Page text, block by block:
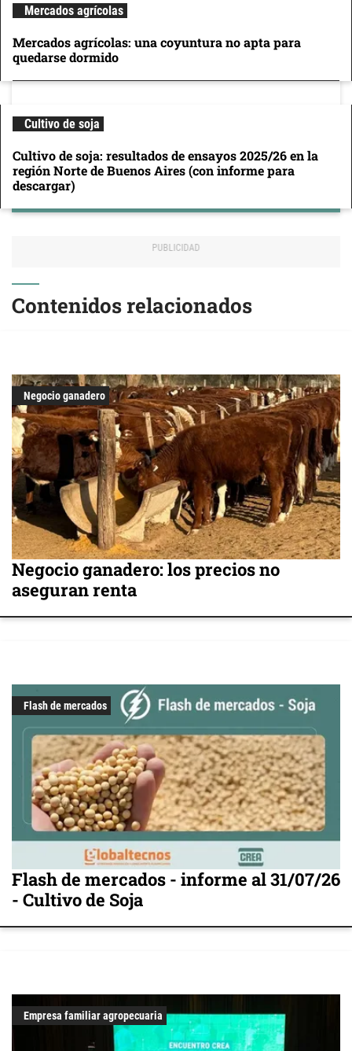
Mercados agrícolas
Mercados agrícolas: una coyuntura no apta para
quedarse dormido
Cultivo de soja
Cultivo de soja: resultados de ensayos 2025/26 en la
región Norte de Buenos Aires (con informe para
descargar)
Contenidos relacionados
Negocio ganadero
Negocio ganadero: los precios no
aseguran renta
Flash de mercados
Flash de mercados - informe al 31/07/26
- Cultivo de Soja
Empresa familiar agropecuaria